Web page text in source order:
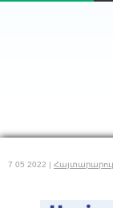
7 05 2022 |